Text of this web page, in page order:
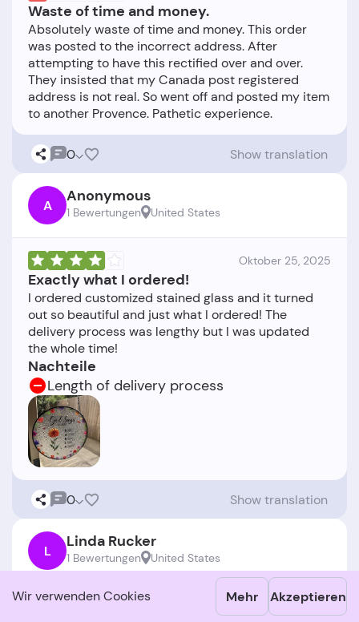
Wir verwenden Cookies Mehr Akzeptieren
Waste of time and money.
Absolutely waste of time and money. This order
was posted to the incorrect address. After
attempting to have this rectified over and over.
They insisted that my Canada post registered
address is not real. So went off and posted my item
0 Show translation
A Anonymous
1 Bewertungen United States
Oktober 25, 2025
Exactly what I ordered!
I ordered customized stained glass and it turned
out so beautiful and just what I ordered! The
delivery process was lengthy but I was updated
Nachteile
Length of delivery process
0 Show translation
L Linda Rucker
1 Bewertungen United States
Oktober 21, 2025